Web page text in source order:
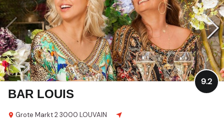
BAR LOUIS
Grote Markt 23000 LOUVAIN
9.2